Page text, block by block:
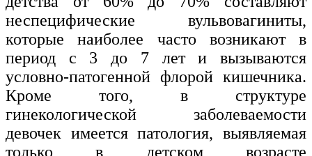
Подготовка к периодической
аккредитации
Основные Услуги
Дополнительные Услуги
неспецифические вульвовагиниты,
которые наиболее часто возникают в
период с 3 до 7 лет и вызываются
условно-патогенной флорой кишечника.
Кроме того, в структуре
гинекологической заболеваемости
девочек имеется патология, выявляемая
только в детском возрасте